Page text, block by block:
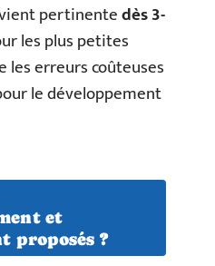
pertinentedès 3-
les plus petites
les erreurs coûteuses
le développement
et
proposés ?